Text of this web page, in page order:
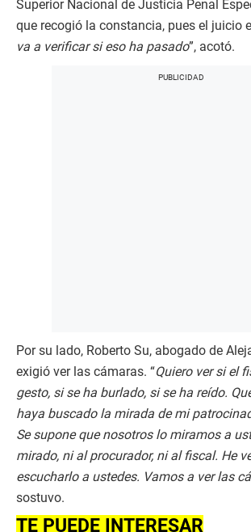
Superior Nacional de Justicia Penal
que recogió la constancia, pues el juicio
va a verificar si eso ha pasado”, acotó.
Por su lado, Roberto Su, abogado de
exigió ver las cámaras. “Quiero ver si el
gesto, si se ha burlado, si se ha reído.
haya buscado la mirada de mi
Se supone que nosotros lo miramos a
mirado, ni al procurador, ni al fiscal. He
escucharlo a ustedes. Vamos a ver las
sostuvo.
TE PUEDE INTERESAR